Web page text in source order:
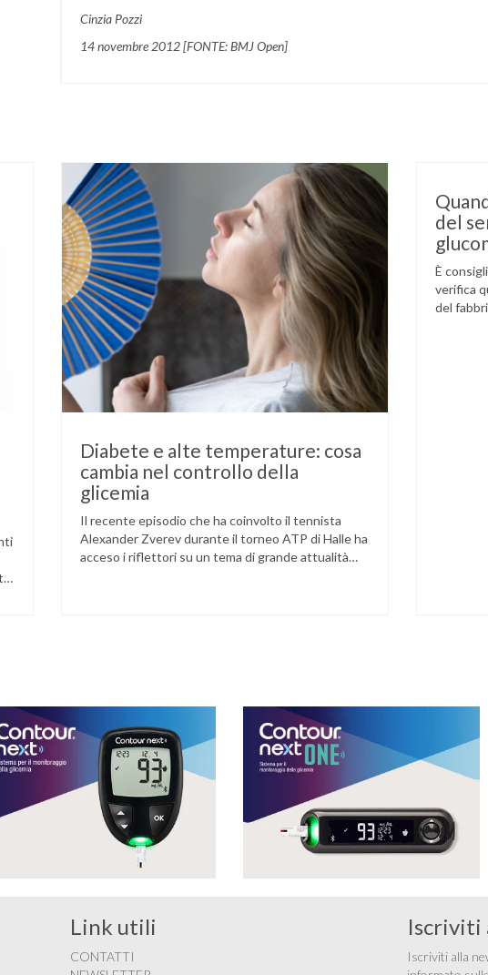
Cinzia Pozzi
14 novembre 2012 [FONTE: BMJ Open]
Diabete e alte temperature: cosa
cambia nel controllo della
glicemia
Il recente episodio che ha coinvolto il tennista
Alexander Zverev durante il torneo ATP di Halle ha
acceso i riflettori su un tema di grande attualità
del
È
verifica
del
Link utili
CONTATTI
Iscriviti
Iscriviti alla